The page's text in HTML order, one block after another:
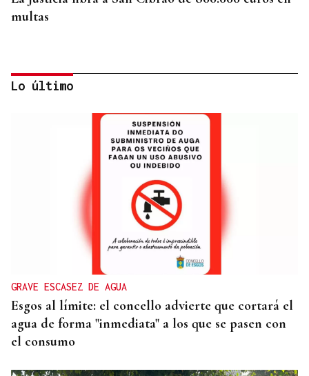
multas
Retenciones en San Cibrao das Viñas por el
choque entre un camión y un turismo
Lo último
GRAVE ESCASEZ DE AGUA
Esgos al límite: el concello advierte que cortará el
agua de forma "inmediata" a los que se pasen con
el consumo